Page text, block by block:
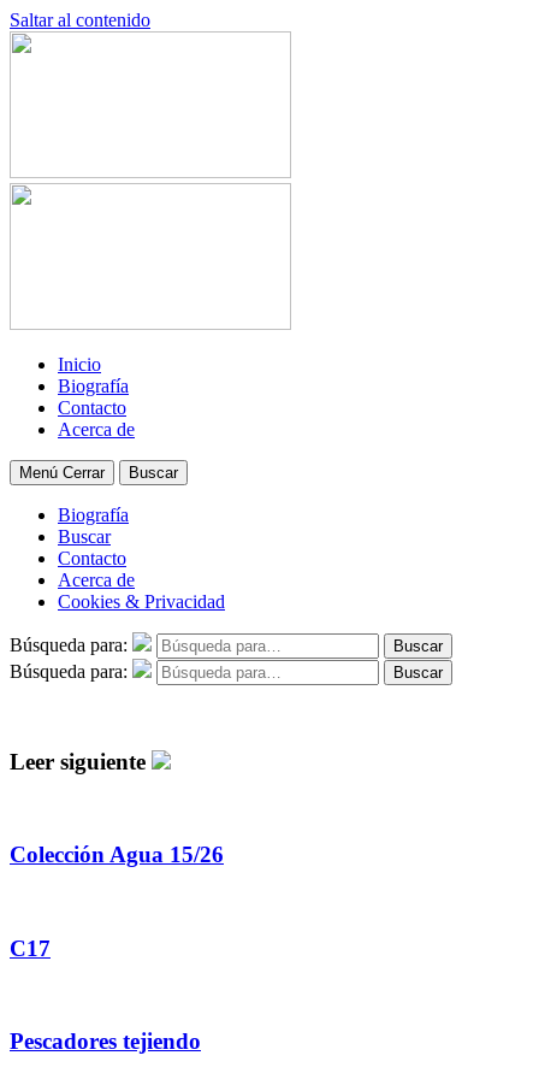
Saltar al contenido
Inicio
Biografía
Contacto
Acerca de
Menú Cerrar Buscar
Biografía
Buscar
Contacto
Acerca de
Cookies & Privacidad
Búsqueda para: Buscar
Búsqueda para: Buscar
Leer siguiente
Colección Agua 15/26
C17
Pescadores tejiendo